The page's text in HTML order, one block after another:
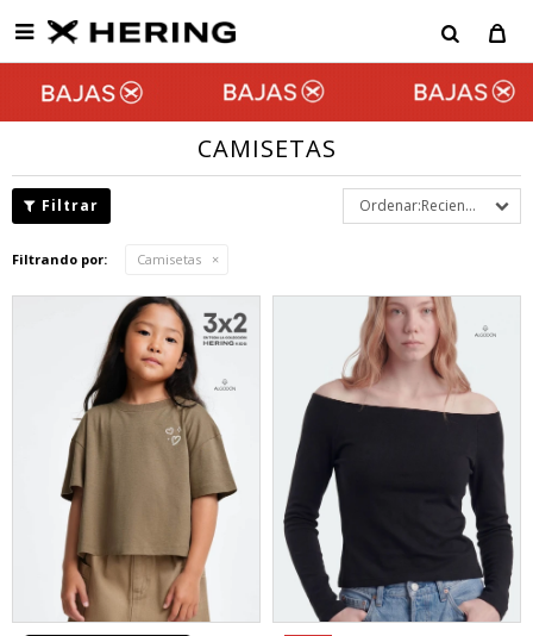

CAMISETAS
Recientes
Filtrando por: Camisetas